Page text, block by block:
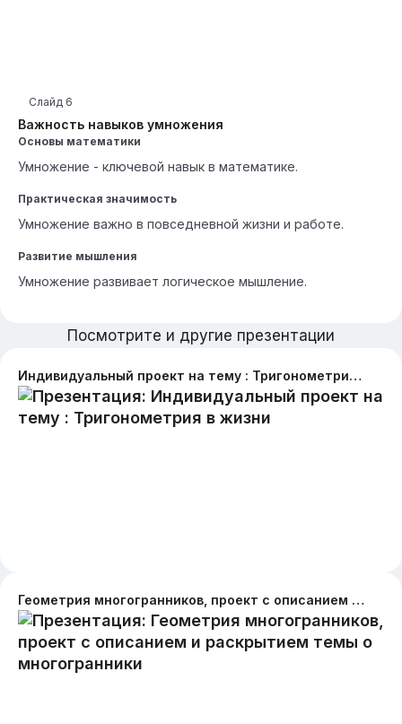
Важность навыков умножения
Слайд 6
Основы математики
Умножение - ключевой навык в математике.
Практическая значимость
Умножение важно в повседневной жизни и работе.
Развитие мышления
Умножение развивает логическое мышление.
Посмотрите и другие презентации
Индивидуальный проект на тему : Тригонометрия в жизни
Геометрия многогранников, проект с описанием и раскрытием темы о многогранники